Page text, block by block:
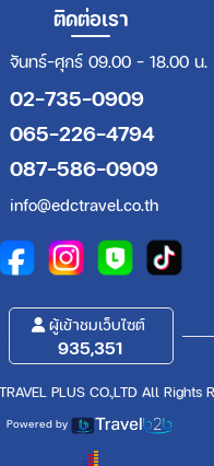
ติดต่อเรา
จันทร์-ศุกร์ 09.00 - 18.00 น.
02-735-0909
065-226-4794
087-586-0909
info@edctravel.co.th
ผู้เข้าชมเว็บไซต์
935,351
PLUS CO.,LTD All Rights
Powered by